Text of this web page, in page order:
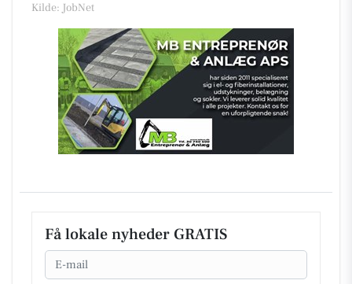
Kilde: JobNet
Få lokale nyheder GRATIS
Email